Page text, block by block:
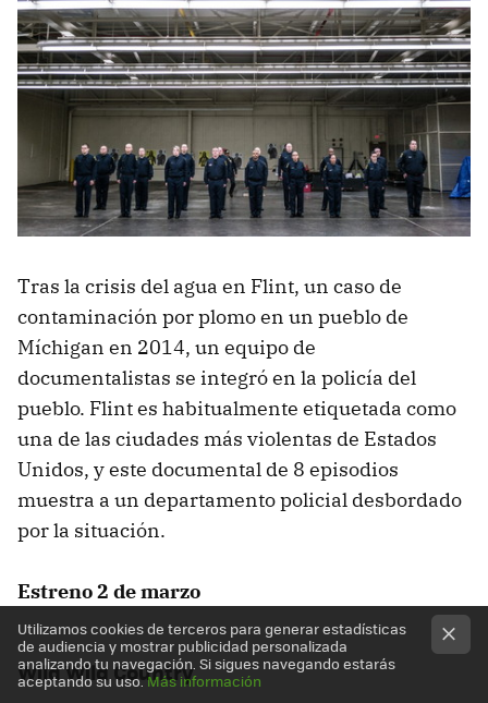
Tras la crisis del agua en Flint, un caso de
contaminación por plomo en un pueblo de
Míchigan en 2014, un equipo de
documentalistas se integró en la policía del
pueblo. Flint es habitualmente etiquetada como
una de las ciudades más violentas de Estados
Unidos, y este documental de 8 episodios
muestra a un departamento policial desbordado
por la situación.
Estreno 2 de marzo
Wild Wild Country
Utilizamos cookies de terceros para generar estadísticas
de audiencia y mostrar publicidad personalizada
analizando tu navegación. Si sigues navegando estarás
aceptando su uso.Más información